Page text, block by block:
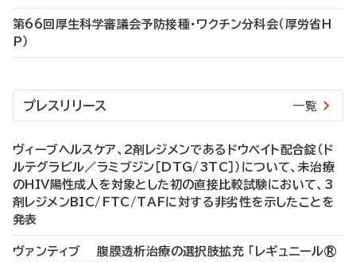
第66回厚生科学審議会予防接種・ワクチン分科会（厚労省H
P）
プレスリリース 一覧
ヴィーブヘルスケア、2剤レジメンであるドウベイト配合錠（ド
ルテグラビル／ラミブジン［DTG/3TC］）について、未治療
のHIV陽性成人を対象とした初の直接比較試験において、3
剤レジメンBIC/FTC/TAFに対する非劣性を示したことを
発表
ヴァンティブ 腹膜透析治療の選択肢拡充 「レギュニール®